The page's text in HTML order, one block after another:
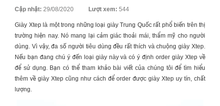
Cập nhật: Posted
29/08/2020 Lượt xem: 544
Giày Xteplà một trong những loại giày Trung Quốc rất phổ biến trên thị
trường hiện nay. Nó mang lại cảm giác thoải mái, thẩm mỹ cho người
dùng. Vì vậy, đa số người tiêu dùng đều rất thích và chuộnggiày Xtep.
Nếu bạn đang chú ý đến loại giày này và có ý định ordergiày Xtep về
để sử dụng. Bạn có thể tham khảo bài viết của chúng tôi để tìm hiểu
thêm về giày Xtep cũng như cách để order được giày Xtep uy tín, chất
lượng.